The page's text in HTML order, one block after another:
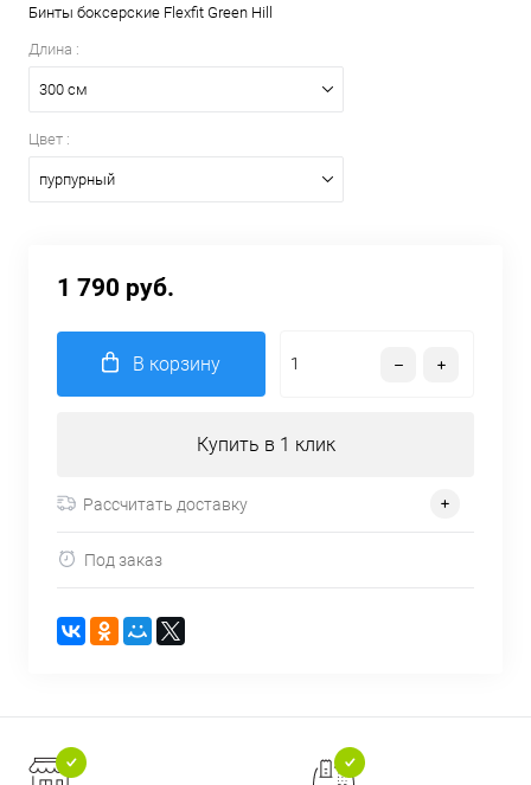
Бинты боксерские Flexfit Green Hill
Длина :
300 см
Цвет :
пурпурный
1 790 руб.
В корзину
Купить в 1 клик
Рассчитать доставку
Под заказ